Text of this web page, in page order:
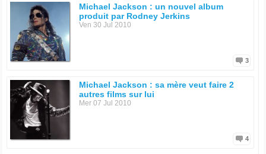
Michael Jackson : un nouvel album
produit par Rodney Jerkins
Ven 30 Jul 2010
3
Michael Jackson : sa mère veut faire 2
autres films sur lui
Mer 07 Jul 2010
4